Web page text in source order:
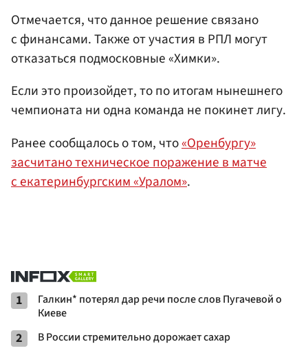
Отмечается, что данное решение связано
с финансами. Также от участия в РПЛ могут
отказаться подмосковные «Химки».
Если это произойдет, то по итогам нынешнего
чемпионата ни одна команда не покинет лигу.
Ранее сообщалось о том, что«Оренбургу»
засчитано техническое поражение в матче
с екатеринбургским «Уралом».
1
Галкин* потерял дар речи после слов Пугачевой о
Киеве
2 В России стремительно дорожает сахар